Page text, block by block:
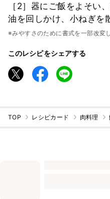
［2］器にご飯をよそい
油を回しかけ、小ねぎを
※みやすさのために書式を一部改変
このレシピをシェアする
TOP レシピカード 肉料理